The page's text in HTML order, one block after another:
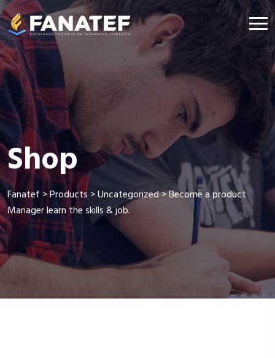
Shop
Fanatef >Products>Uncategorized>Become a product
Manager learn the skills & job.